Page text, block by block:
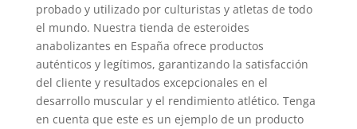
probado y utilizado por culturistas y atletas de todo
el mundo. Nuestra tienda de esteroides
anabolizantes en España ofrece productos
auténticos y legítimos, garantizando la satisfacción
del cliente y resultados excepcionales en el
desarrollo muscular y el rendimiento atlético. Tenga
en cuenta que este es un ejemplo de un producto